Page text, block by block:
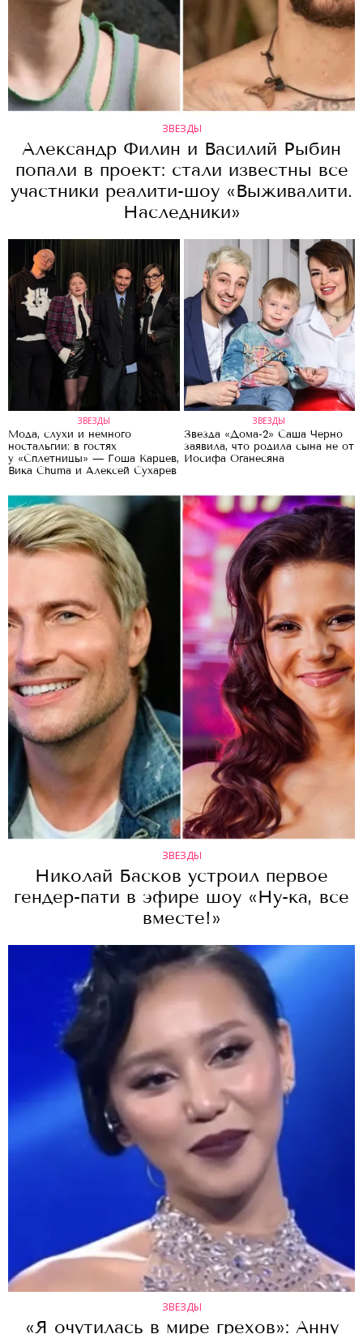
ЗВЕЗДЫ
Александр Филин и Василий Рыбин
попали в проект: стали известны все
участники реалити-шоу «Выживалити.
Наследники»
ЗВЕЗДЫ
Мода, слухи и немного
ностальгии: в гостях
у «Сплетницы» — Гоша Карцев,
Вика Chuma и Алексей Сухарев
ЗВЕЗДЫ
Звезда «Дома-2» Саша Черно
заявила, что родила сына не от
Иосифа Оганесяна
ЗВЕЗДЫ
Николай Басков устроил первое
гендер-пати в эфире шоу «Ну-ка, все
вместе!»
ЗВЕЗДЫ
«Я очутилась в мире грехов»: Анну